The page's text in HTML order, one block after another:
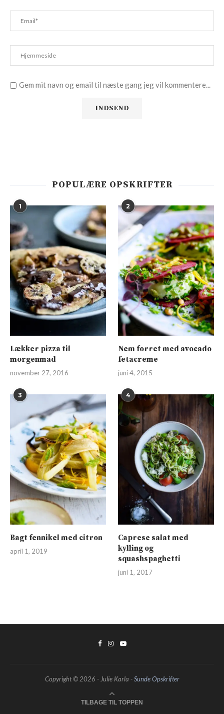
Gem mit navn og email til næste gang jeg vil kommentere...
POPULÆRE OPSKRIFTER
1
Lækker pizza til
morgenmad
november 27, 2016
2
Nem forret med avocado
fetacreme
juni 4, 2015
3
Bagt fennikel med citron
april 1, 2019
4
Caprese salat med
kylling og
squashspaghetti
juni 1, 2017
Copyright © 2026 - Julie Karla -Sunde Opskrifter
TILBAGE TIL TOPPEN